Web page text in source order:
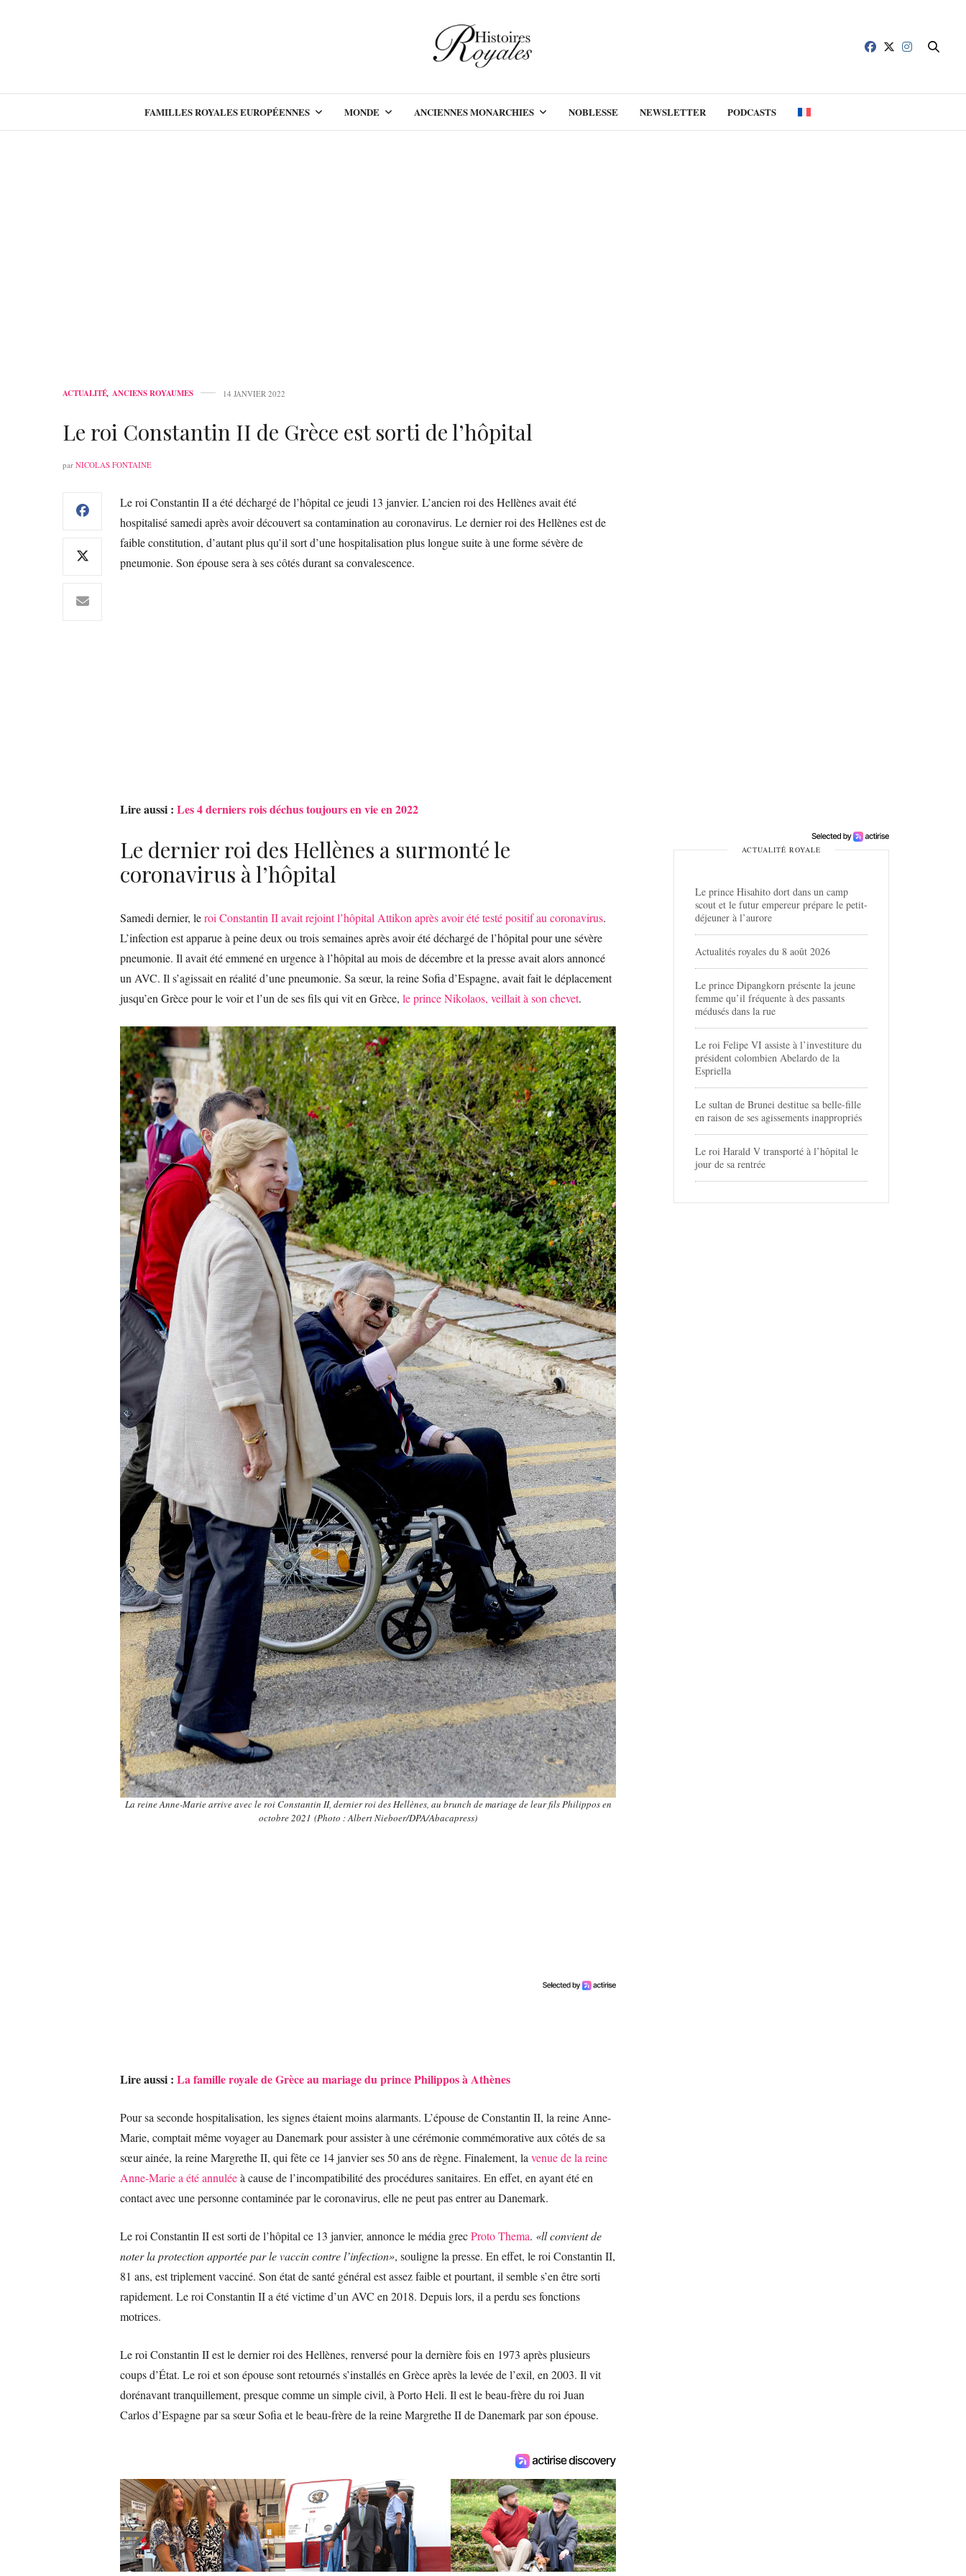
FAMILLES ROYALES EUROPÉENNES MONDE ANCIENNES MONARCHIES NOBLESSE NEWSLETTER PODCASTS
ACTUALITÉ, ANCIENS ROYAUMES 14 JANVIER 2022
Le roi Constantin II de Grèce est sorti de l’hôpital
par NICOLAS FONTAINE
Le roi Constantin II a été déchargé de l’hôpital ce jeudi 13 janvier. L’ancien roi des Hellènes avait été
hospitalisé samedi après avoir découvert sa contamination au coronavirus. Le dernier roi des Hellènes est de
faible constitution, d’autant plus qu’il sort d’une hospitalisation plus longue suite à une forme sévère de
pneumonie. Son épouse sera à ses côtés durant sa convalescence.
Lire aussi : Les 4 derniers rois déchus toujours en vie en 2022
Le dernier roi des Hellènes a surmonté le
coronavirus à l’hôpital
Samedi dernier, leroi Constantin II avait rejoint l’hôpital Attikon après avoir été testé positif au coronavirus.
L’infection est apparue à peine deux ou trois semaines après avoir été déchargé de l’hôpital pour une sévère
pneumonie. Il avait été emmené en urgence à l’hôpital au mois de décembre et la presse avait alors annoncé
un AVC. Il s’agissait en réalité d’une pneumonie. Sa sœur, la reine Sofia d’Espagne, avait fait le déplacement
jusqu’en Grèce pour le voir et l’un de ses fils qui vit en Grèce, le prince Nikolaos, veillait à son chevet.
La reine Anne-Marie arrive avec le roi Constantin II, dernier roi des Hellènes, au brunch de mariage de leur fils Philippos en
octobre 2021 (Photo : Albert Nieboer/DPA/Abacapress)
Lire aussi : La famille royale de Grèce au mariage du prince Philippos à Athènes
Pour sa seconde hospitalisation, les signes étaient moins alarmants. L’épouse de Constantin II, la reine Anne-
Marie, comptait même voyager au Danemark pour assister à une cérémonie commémorative aux côtés de sa
sœur ainée, la reine Margrethe II, qui fête ce 14 janvier ses 50 ans de règne. Finalement, la venue de la reine
Anne-Marie a été annuléeà cause de l’incompatibilité des procédures sanitaires. En effet, en ayant été en
contact avec une personne contaminée par le coronavirus, elle ne peut pas entrer au Danemark.
Le roi Constantin II est sorti de l’hôpital ce 13 janvier, annonce le média grecProto Thema. «ll convient de
noter la protection apportée par le vaccin contre l’infection», souligne la presse. En effet, le roi Constantin II,
81 ans, est triplement vacciné. Son état de santé général est assez faible et pourtant, il semble s’en être sorti
rapidement. Le roi Constantin II a été victime d’un AVC en 2018. Depuis lors, il a perdu ses fonctions
motrices.
Le roi Constantin II est le dernier roi des Hellènes, renversé pour la dernière fois en 1973 après plusieurs
coups d’État. Le roi et son épouse sont retournés s’installés en Grèce après la levée de l’exil, en 2003. Il vit
dorénavant tranquillement, presque comme un simple civil, à Porto Heli. Il est le beau-frère du roi Juan
Carlos d’Espagne par sa sœur Sofia et le beau-frère de la reine Margrethe II de Danemark par son épouse.
ACTUALITÉ ROYALE
Le prince Hisahito dort dans un camp
scout et le futur empereur prépare le petit-
déjeuner à l’aurore
Actualités royales du 8 août 2026
Le prince Dipangkorn présente la jeune
femme qu’il fréquente à des passants
médusés dans la rue
Le roi Felipe VI assiste à l’investiture du
président colombien Abelardo de la
Espriella
Le sultan de Brunei destitue sa belle-fille
en raison de ses agissements inappropriés
Le roi Harald V transporté à l’hôpital le
jour de sa rentrée